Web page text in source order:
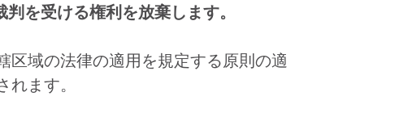
を受ける権利を放棄します。
区域の法律の適用を規定する原則の適
ます。